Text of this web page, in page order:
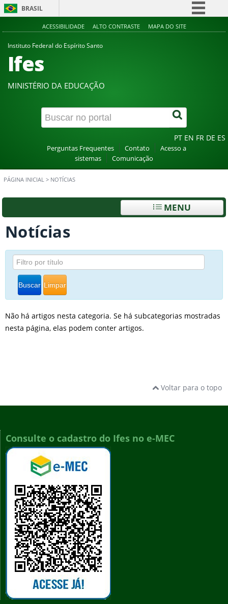
BRASIL
Simplifique!
Canais
ACESSIBILIDADE ALTO CONTRASTE MAPA DO SITE
Instituto Federal do Espírito Santo
Ifes
MINISTÉRIO DA EDUCAÇÃO
PT EN FR DE ES
Perguntas Frequentes Contato
Acesso a
sistemas
Comunicação
PÁGINA INICIAL > NOTÍCIAS
MENU
Notícias
Buscar Limpar
Não há artigos nesta categoria. Se há subcategorias mostradas
nesta página, elas podem conter artigos.
Voltar para o topo
Consulte o cadastro do Ifes no e-MEC